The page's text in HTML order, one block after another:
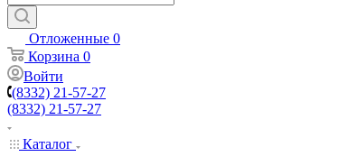
Отложенные 0
Корзина 0
Войти
(8332) 21-57-27
(8332) 21-57-27
Каталог